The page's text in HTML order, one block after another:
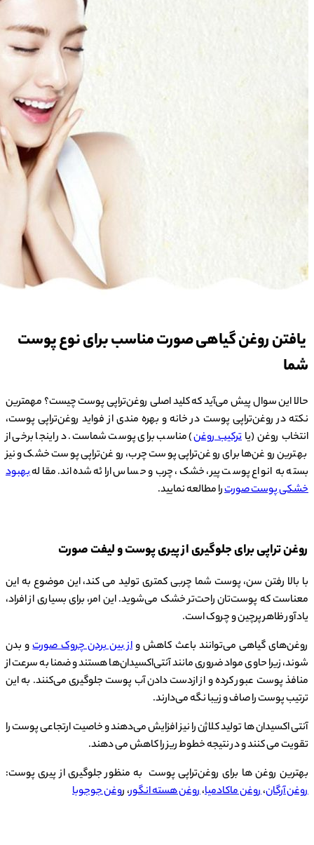
یافتن روغن گیاهی صورت مناسب برای نوع پوست
شما
حالا این سوال پیش می‌آید که کلید اصلی روغن‌تراپی پوست چیست؟ مهمترین
نکته در روغن‌تراپی پوست در خانه و بهره مندی از فواید روغن‌تراپی پوست،
انتخاب روغن (یا ترکیب روغن) مناسب برای پوست شماست. در اینجا برخی از
بهترین روغن‌ها برای روغن‌تراپی پوست چرب، روغن‌تراپی پوست خشک و نیز
بسته به انواع پوست‌ پیر، خشک، چرب و حساس ارائه شده‌اند. مقالهبهبود
خشکی پوست صورترا مطالعه نمایید.
روغن تراپی برای جلوگیری از پیری پوست و لیفت صورت
با بالا رفتن سن، پوست شما چربی کمتری تولید می کند، این موضوع به این
معناست که پوست‌تان راحت‌تر خشک می‌شوید. این امر، برای بسیاری از افراد،
یادآور ظاهر پرچین و چروک است.
روغن‌های گیاهی می‌توانند باعث کاهش واز بین بردن چروک صورتو بدن
شوند، زیرا حاوی مواد ضروری مانند آنتی‌اکسیدان‌ها هستند و ضمنا به سرعت از
منافذ پوست عبور کرده و از ازدست دادن آب پوست جلوگیری می‌کنند. به این
ترتیب پوست را صاف و زیبا نگه می‌دارند.
آنتی اکسیدان ها تولید کلاژن را نیز افزایش می‌دهند و خاصیت ارتجاعی پوست را
تقویت می کنند و در نتیجه خطوط ریز را کاهش می دهند.
بهترین روغن ها برای روغن‌تراپی پوست به منظور جلوگیری از پیری پوست:
روغن آرگان،روغن ماکادمیا،روغن هسته انگور، روغن جوجوبا